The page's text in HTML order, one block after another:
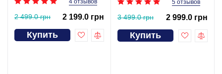
2 499.0 грн 2 199.0 грн
Купить
5 отзывов
3 499.0 грн 2 999.0 грн
Купить